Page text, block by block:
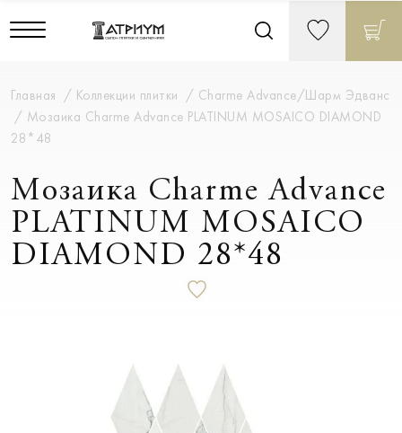
Главная Коллекции плитки
Charme Advance/Шарм Эдванс
Мозаика Charme Advance PLATINUM MOSAICO DIAMOND
28*48
Мозаика Charme Advance
PLATINUM MOSAICO
DIAMOND 28*48